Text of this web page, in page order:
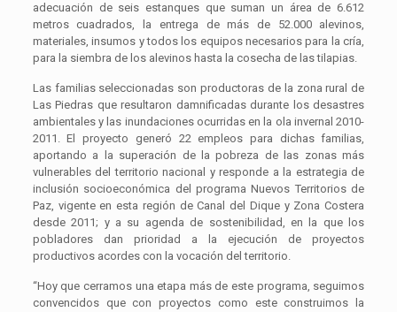
adecuación de seis estanques que suman un área de 6.612
metros cuadrados, la entrega de más de 52.000 alevinos,
materiales, insumos y todos los equipos necesarios para la cría,
para la siembra de los alevinos hasta la cosecha de las tilapias.
Las familias seleccionadas son productoras de la zona rural de
Las Piedras que resultaron damnificadas durante los desastres
ambientales y las inundaciones ocurridas en la ola invernal 2010-
2011. El proyecto generó 22 empleos para dichas familias,
aportando a la superación de la pobreza de las zonas más
vulnerables del territorio nacional y responde a la estrategia de
inclusión socioeconómica del programa Nuevos Territorios de
Paz, vigente en esta región de Canal del Dique y Zona Costera
desde 2011; y a su agenda de sostenibilidad, en la que los
pobladores dan prioridad a la ejecución de proyectos
productivos acordes con la vocación del territorio.
“Hoy que cerramos una etapa más de este programa, seguimos
convencidos que con proyectos como este construimos la